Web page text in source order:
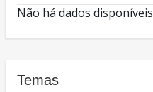
Não há dados disponíveis
Temas